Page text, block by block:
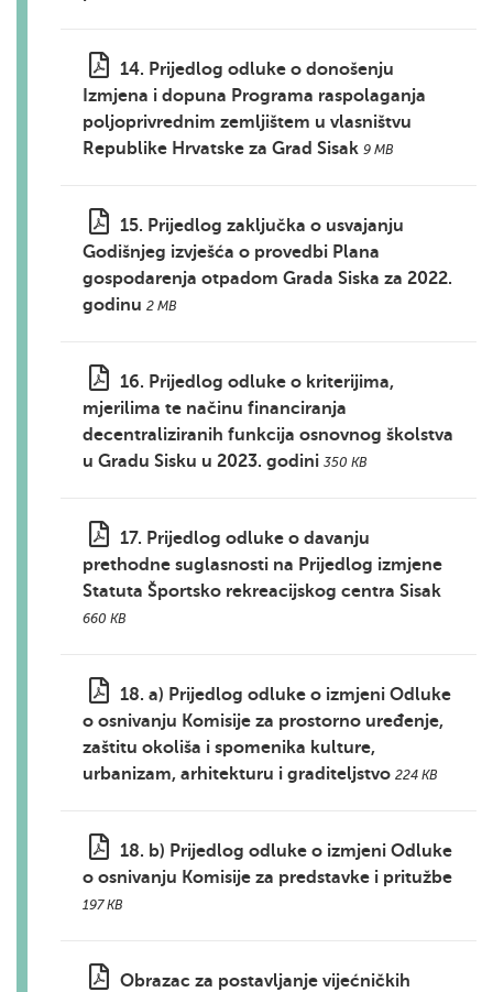
14. Prijedlog odluke o donošenju
Izmjena i dopuna Programa raspolaganja
poljoprivrednim zemljištem u vlasništvu
Republike Hrvatske za Grad Sisak 9 MB
15. Prijedlog zaključka o usvajanju
Godišnjeg izvješća o provedbi Plana
gospodarenja otpadom Grada Siska za 2022.
godinu 2 MB
16. Prijedlog odluke o kriterijima,
mjerilima te načinu financiranja
decentraliziranih funkcija osnovnog školstva
u Gradu Sisku u 2023. godini 350 KB
17. Prijedlog odluke o davanju
prethodne suglasnosti na Prijedlog izmjene
Statuta Športsko rekreacijskog centra Sisak
660 KB
18. a) Prijedlog odluke o izmjeni Odluke
o osnivanju Komisije za prostorno uređenje,
zaštitu okoliša i spomenika kulture,
urbanizam, arhitekturu i graditeljstvo 224 KB
18. b) Prijedlog odluke o izmjeni Odluke
o osnivanju Komisije za predstavke i pritužbe
197 KB
Obrazac za postavljanje vijećničkih